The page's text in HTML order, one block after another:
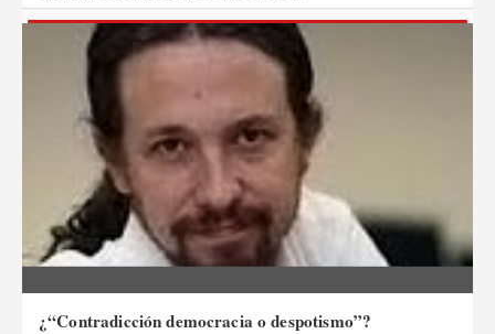
¿“Contradicción democracia o despotismo”?